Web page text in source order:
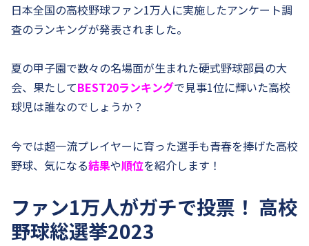
日本全国の高校野球ファン1万人に実施したアンケート調
査のランキングが発表されました。
夏の甲子園で数々の名場面が生まれた硬式野球部員の大
会、果たしてBEST20ランキングで見事1位に輝いた高校
球児は誰なのでしょうか？
今では超一流プレイヤーに育った選手も青春を捧げた高校
野球、気になる結果や順位を紹介します！
ファン1万人がガチで投票！ 高校
野球総選挙2023